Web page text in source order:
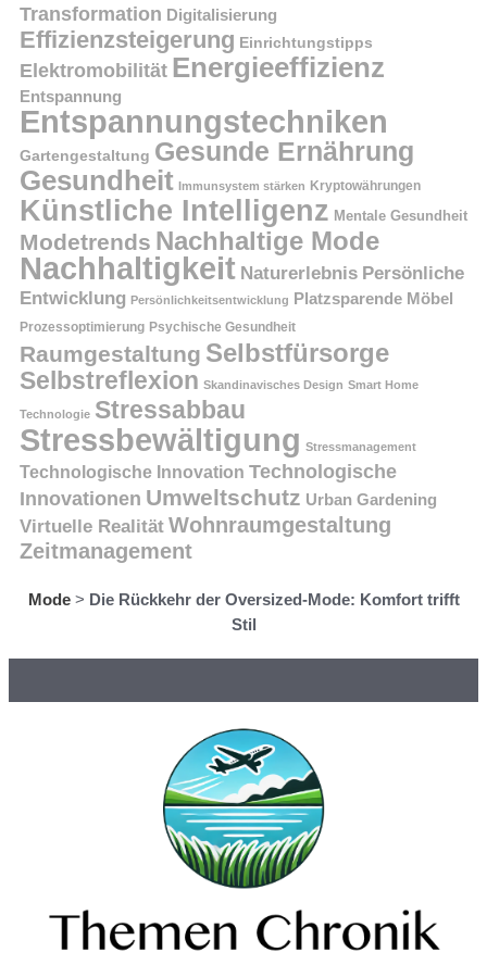
Transformation Digitalisierung
Effizienzsteigerung Einrichtungstipps
Elektromobilität Energieeffizienz
Entspannung
Entspannungstechniken
Gartengestaltung Gesunde Ernährung
Gesundheit Immunsystem stärken Kryptowährungen
Künstliche Intelligenz Mentale Gesundheit
Modetrends Nachhaltige Mode
Nachhaltigkeit Naturerlebnis Persönliche
Entwicklung Persönlichkeitsentwicklung Platzsparende Möbel
Prozessoptimierung Psychische Gesundheit
Raumgestaltung Selbstfürsorge
Selbstreflexion Skandinavisches Design Smart Home
Technologie Stressabbau
Stressbewältigung Stressmanagement
Technologische Innovation Technologische
Innovationen Umweltschutz Urban Gardening
Virtuelle Realität Wohnraumgestaltung
Zeitmanagement
Mode> Die Rückkehr der Oversized-Mode: Komfort trifft
Stil